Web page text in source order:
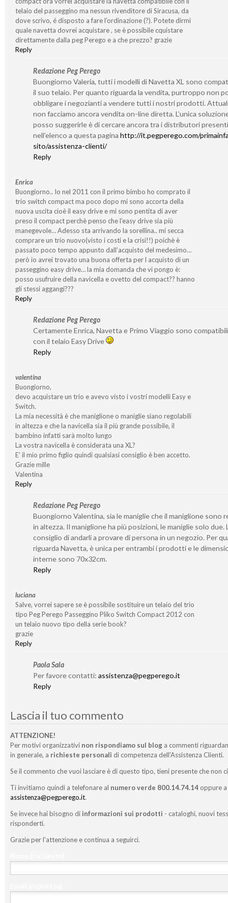
telaio del passeggino ma nessun rivenditore di Siracusa, da
dove scrivo, é disposto a fare l’ordinazione (?). Potete dirmi
quale navetta dovrei acquistare , se è possibile cquistare
direttamente dalla peg Perego e a che prezzo? grazie
Reply
Redazione Peg Perego
Buongiorno Valeria, tutti i modelli di Navetta XL sono
il suo telaio. Per quanto riguarda la vendita, purtroppo non
obbligare i negozianti a vendere tutti i nostri prodotti.
non facciamo ancora vendita on-line diretta. L’unica
posso suggerirle è di cercare ancora tra i distributori presenti
nell’elenco a questa pagina http://it.pegperego.com/
sito/assistenza-clienti/
Reply
Enrica
Buongiorno.. Io nel 2011 con il primo bimbo ho comprato il
trio switch compact ma poco dopo mi sono accorta della
nuova uscita cioè il easy drive e mi sono pentita di aver
preso il compact perchè penso che l’easy drive sia più
manegevole… Adesso sta arrivando la sorellina.. mi secca
comprare un trio nuovo(visto i costi e la crisi!!) poichè è
passato poco tempo appunto dall’acquisto del medesimo…
però io avrei trovato una buona offerta per l acquisto di un
passeggino easy drive… la mia domanda che vi pongo è:
posso usufruire della navicella e ovetto del compact?? hanno
gli stessi aggangi???
Reply
Redazione Peg Perego
Certamente Enrica, Navetta e Primo Viaggio sono
con il telaio Easy Drive
Reply
valentina
Buongiorno,
devo acquistare un trio e avevo visto i vostri modelli Easy e
Switch.
La mia necessità è che maniglione o maniglie siano regolabili
in altezza e che la navicella sia il più grande possibile, il
bambino infatti sarà molto lungo
La vostra navicella è considerata una XL?
E’ il mio primo figlio quindi qualsiasi consiglio è ben accetto.
Grazie mille
Valentina
Reply
Redazione Peg Perego
Buongiorno Valentina, sia le maniglie che il maniglione sono
in altezza. Il maniglione ha più posizioni, le maniglie solo due.
consiglio di andarli a provare di persona in un negozio. Per
riguarda Navetta, è unica per entrambi i prodotti e le
interne sono 70x32cm.
Reply
luciana
Salve, vorrei sapere se è possibile sostituire un telaio del trio
tipo Peg Perego Passeggino Pliko Switch Compact 2012 con
un telaio nuovo tipo della serie book?
grazie
Reply
Paola Sala
Per favore contatti: assistenza@pegperego.it
Reply
Lascia il tuo commento
ATTENZIONE!
Per motivi organizzativi non rispondiamo sul bloga commenti
in generale, a richieste personali di competenza dell'Assistenza Clienti.
Se il commento che vuoi lasciare è di questo tipo, tieni presente che non
Ti invitiamo quindi a telefonare al numero verde 800.14.74.14oppure a
assistenza@pegperego.it.
Se invece hai bisogno di informazioni sui prodotti - cataloghi, nuovi
risponderti.
Grazie per l'attenzione e continua a seguirci.